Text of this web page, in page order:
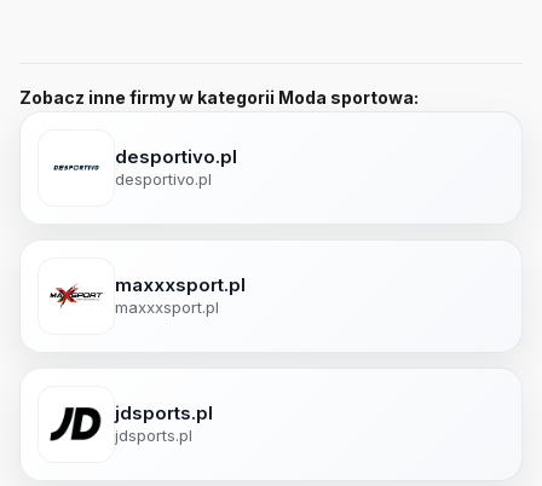
Zobacz inne firmy w kategorii Moda sportowa:
desportivo.pl
desportivo.pl
maxxxsport.pl
maxxxsport.pl
jdsports.pl
jdsports.pl